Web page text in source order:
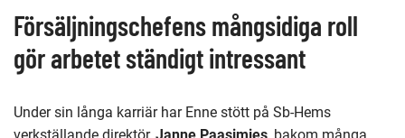
Försäljningschefens mångsidiga roll
gör arbetet ständigt intressant
Under sin långa karriär har Enne stött på Sb-Hems